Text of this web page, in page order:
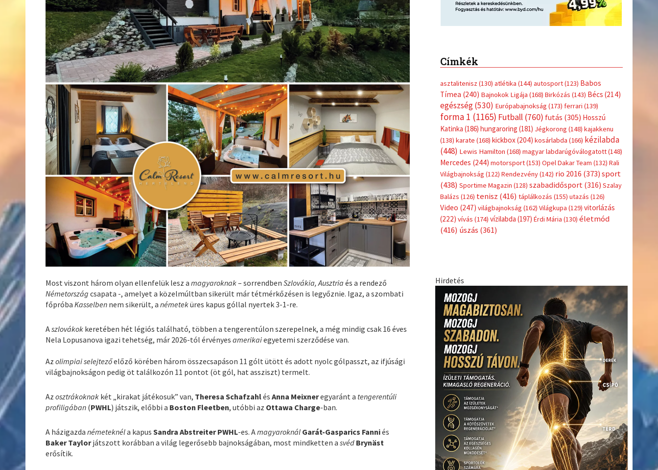
Most viszont három olyan ellenfelük lesz amagyaroknak– sorrendbenSzlovákia, Ausztria és a rendező
Németország csapata -, amelyet a közelmúltban sikerült már tétmérkőzésen is legyőznie. Igaz, a szombati
főpróbaKasselben nem sikerült, anémeteküres kapus góllal nyertek 3-1-re.
Aszlovákok keretében hét légiós található, többen a tengerentúlon szerepelnek, a még mindig csak 16 éves
Nela Lopusanova igazi tehetség, már 2026-tól érvényesamerikaiegyetemi szerződése van.
Azolimpiai selejtezőelőző körében három összecsapáson 11 gólt ütött és adott nyolc gólpasszt, az ifjúsági
világbajnokságon pedig öt találkozón 11 pontot (öt gól, hat assziszt) termelt.
Azosztrákoknak két „kirakat játékosuk” van, Theresa SchafzahlésAnna Meixneregyaránt a tengerentúli
profiligában (PWHL) játszik, előbbi a Boston Fleetben, utóbbi az Ottawa Charge-ban.
A házigazdanémeteknéla kapusSandra Abstreiter PWHL-es. Amagyaroknál Garát-Gasparics Fanniés
Baker Taylorjátszott korábban a világ legerősebb bajnokságában, most mindketten asvéd Brynäst
erősítik.
Címkék
asztalitenisz (130) atlétika (144) autosport(123) Babos
Tímea (240) Bajnokok Ligája (168) Birkózás (143) Bécs (214)
egészség(530) Európabajnokság (173) ferrari (139)
forma 1 (1165) Futball(760) futás (305) Hosszú
Katinka (186) hungaroring (181) Jégkorong (148) kajakkenu
(138) karate (168) kickbox(204) kosárlabda (166) kézilabda
(448) Lewis Hamilton (168) magyar labdarúgóválogatott(148)
Mercedes (244) motorsport(153) Opel Dakar Team (132) Rali
Világbajnokság (122) Rendezvény(142) rio 2016 (373) sport
(438) Sportime Magazin (128) szabadidősport (316) Szalay
Balázs (126) tenisz (416) táplálkozás (155) utazás (126)
Video (247) világbajnokság (162) Világkupa (129) vitorlázás
(222) vívás (174) vízilabda (197) Érdi Mária (130) életmód
(416) úszás (361)
Hirdetés